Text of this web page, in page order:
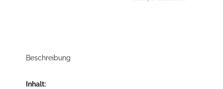
Beschreibung
Inhalt: